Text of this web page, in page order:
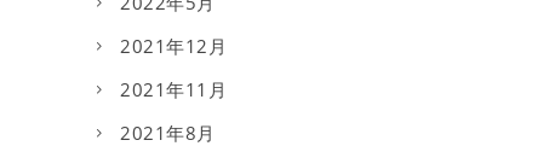
2021年12月
2021年11月
2021年8月